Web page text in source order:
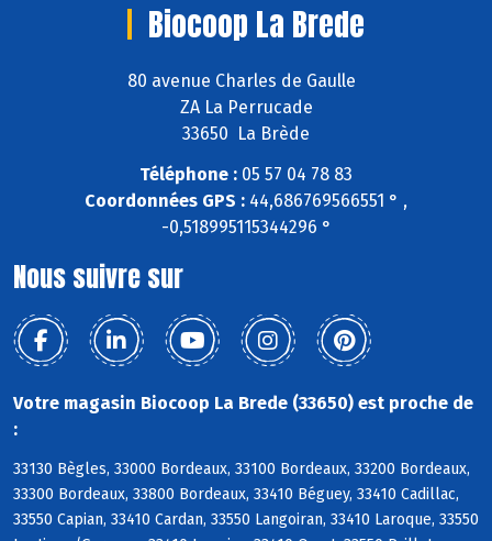
Biocoop La Brede
80 avenue Charles de Gaulle
ZA La Perrucade
33650 La Brède
Téléphone : 05 57 04 78 83
Coordonnées GPS : 44,686769566551 ° ,
-0,518995115344296 °
Nous suivre sur
Votre magasin Biocoop La Brede (33650) est proche de
:
33130 Bègles, 33000 Bordeaux, 33100 Bordeaux, 33200 Bordeaux,
33300 Bordeaux, 33800 Bordeaux, 33410 Béguey, 33410 Cadillac,
33550 Capian, 33410 Cardan, 33550 Langoiran, 33410 Laroque, 33550